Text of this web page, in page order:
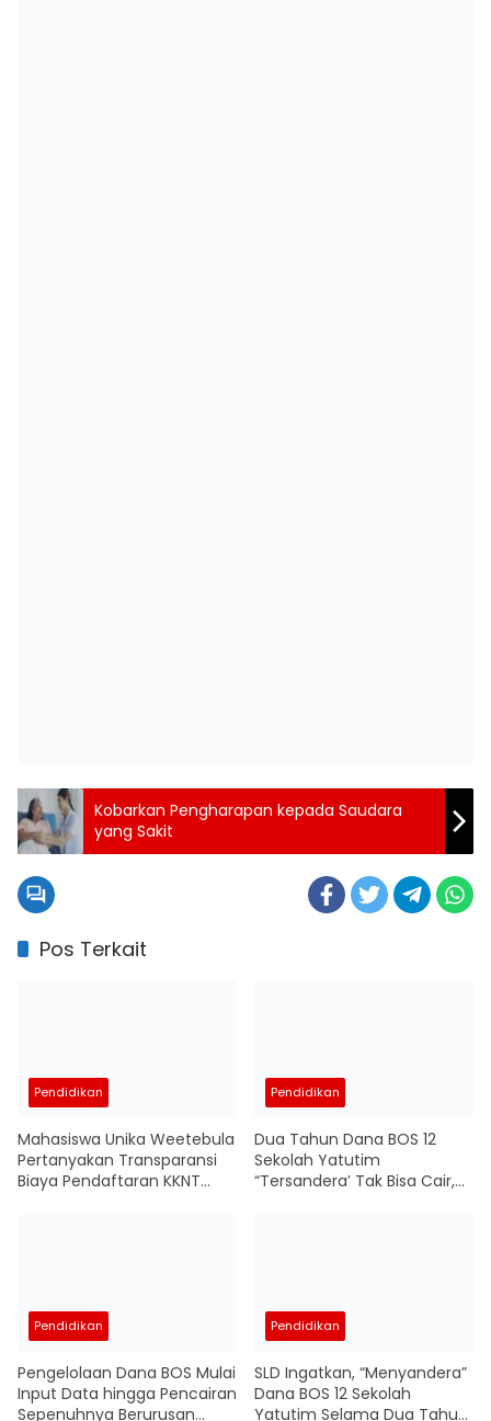
Kobarkan Pengharapan kepada Saudara
yang Sakit
Pos Terkait
Pendidikan
Mahasiswa Unika Weetebula
Pertanyakan Transparansi
Biaya Pendaftaran KKNT
Pendidikan
Dua Tahun Dana BOS 12
Sekolah Yatutim
“Tersandera’ Tak Bisa Cair,
Pendidikan
Pengelolaan Dana BOS Mulai
Input Data hingga Pencairan
Sepenuhnya Berurusan
Pendidikan
SLD Ingatkan, “Menyandera”
Dana BOS 12 Sekolah
Yatutim Selama Dua Tahun